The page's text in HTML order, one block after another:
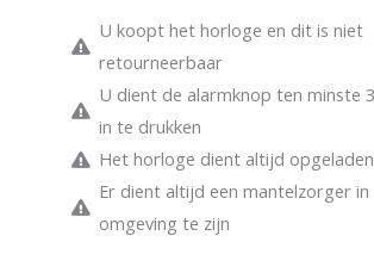
U koopt het horloge en dit is niet
retourneerbaar
U dient de alarmknop ten minste
in te drukken
Het horloge dient altijd
Er dient altijd een mantelzorger in
omgeving te zijn